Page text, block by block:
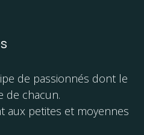
de passionnés dont le
de chacun.
aux petites et moyennes